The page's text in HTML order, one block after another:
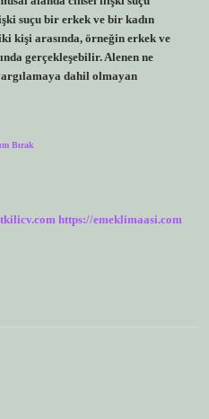
suçu bir erkek ve bir kadın
kişi arasında, örneğin erkek ve
gerçekleşebilir. Alenen ne
dahil olmayan
Bırak
https://emeklimaasi.com